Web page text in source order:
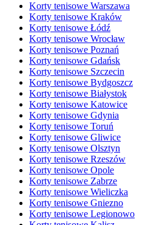
Korty tenisowe Warszawa
Korty tenisowe Kraków
Korty tenisowe Łódź
Korty tenisowe Wrocław
Korty tenisowe Poznań
Korty tenisowe Gdańsk
Korty tenisowe Szczecin
Korty tenisowe Bydgoszcz
Korty tenisowe Białystok
Korty tenisowe Katowice
Korty tenisowe Gdynia
Korty tenisowe Toruń
Korty tenisowe Gliwice
Korty tenisowe Olsztyn
Korty tenisowe Rzeszów
Korty tenisowe Opole
Korty tenisowe Zabrze
Korty tenisowe Wieliczka
Korty tenisowe Gniezno
Korty tenisowe Legionowo